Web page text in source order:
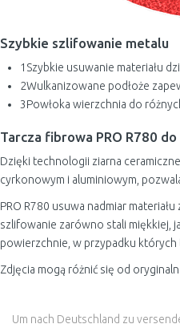
Szybkie szlifowanie metalu
1 Szybkie usuwanie materiału
2Wulkanizowane podłoże
3Powłoka wierzchnia do
Tarcza fibrowa PRO R780
Dzięki technologii ziarna
cyrkonowym i aluminiowym,
PRO R780 usuwa nadmiar
szlifowanie zarówno stali miękkiej,
powierzchnie, w przypadku
Zdjęcia mogą różnić się od
Um nach Deutschland zu